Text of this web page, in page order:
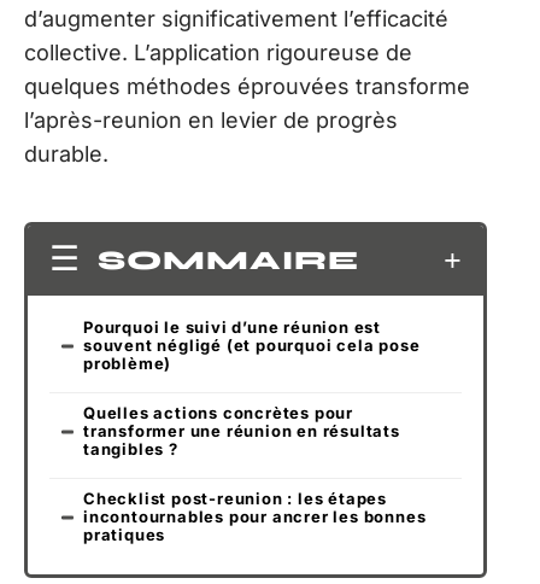
d’augmenter significativement l’efficacité
collective. L’application rigoureuse de
quelques méthodes éprouvées transforme
l’après-reunion en levier de progrès
durable.
SOMMAIRE
Pourquoi le suivi d’une réunion est
souvent négligé (et pourquoi cela pose
problème)
Quelles actions concrètes pour
transformer une réunion en résultats
tangibles ?
Checklist post-reunion : les étapes
incontournables pour ancrer les bonnes
pratiques